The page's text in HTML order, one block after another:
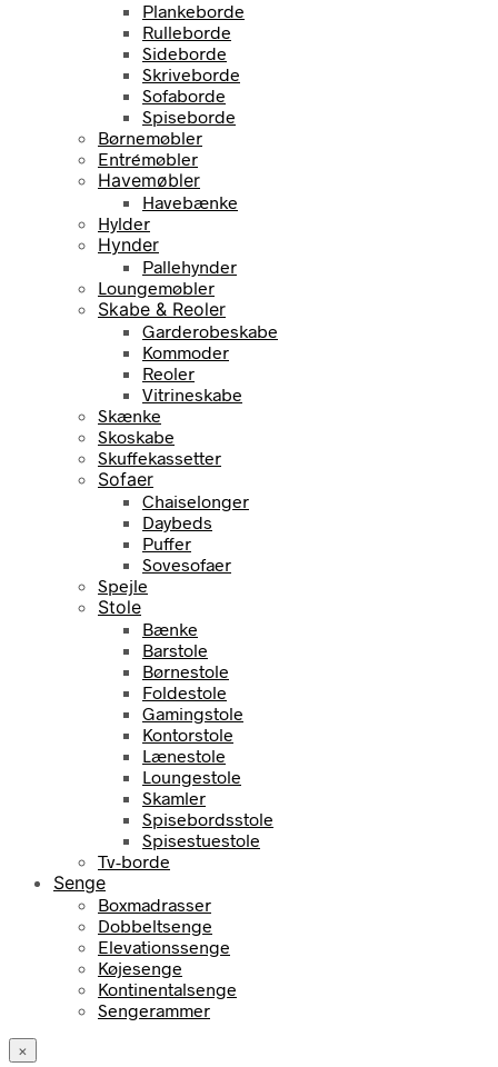
Plankeborde
Rulleborde
Sideborde
Skriveborde
Sofaborde
Spiseborde
Børnemøbler
Entrémøbler
Havemøbler
Havebænke
Hylder
Hynder
Pallehynder
Loungemøbler
Skabe & Reoler
Garderobeskabe
Kommoder
Reoler
Vitrineskabe
Skænke
Skoskabe
Skuffekassetter
Sofaer
Chaiselonger
Daybeds
Puffer
Sovesofaer
Spejle
Stole
Bænke
Barstole
Børnestole
Foldestole
Gamingstole
Kontorstole
Lænestole
Loungestole
Skamler
Spisebordsstole
Spisestuestole
Tv-borde
Senge
Boxmadrasser
Dobbeltsenge
Elevationssenge
Køjesenge
Kontinentalsenge
Sengerammer
×